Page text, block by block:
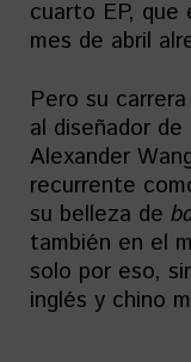
cuarto EP, que
mes de abril
Pero su
al diseñador
Alexander
recurrente
su belleza de
también en el
solo por eso,
inglés y chino